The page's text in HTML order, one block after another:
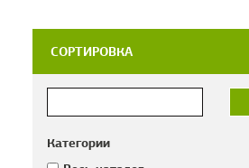
СОРТИРОВКА
Категории